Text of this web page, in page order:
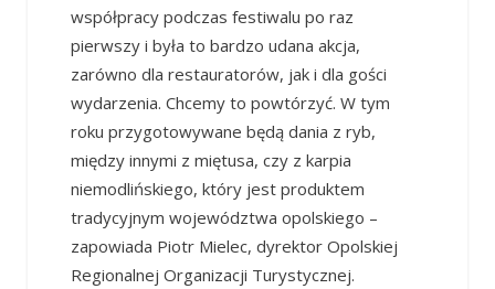
współpracy podczas festiwalu po raz
pierwszy i była to bardzo udana akcja,
zarówno dla restauratorów, jak i dla gości
wydarzenia. Chcemy to powtórzyć. W tym
roku przygotowywane będą dania z ryb,
między innymi z miętusa, czy z karpia
niemodlińskiego, który jest produktem
tradycyjnym województwa opolskiego –
zapowiada Piotr Mielec, dyrektor Opolskiej
Regionalnej Organizacji Turystycznej.